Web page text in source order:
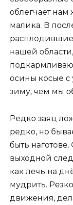
облегчает нам
малика. В
нашей
осины косые с
зиму, чем мы
Редко заяц
редко, но
быть
выходной
как лечь на
мудрить.
движения,